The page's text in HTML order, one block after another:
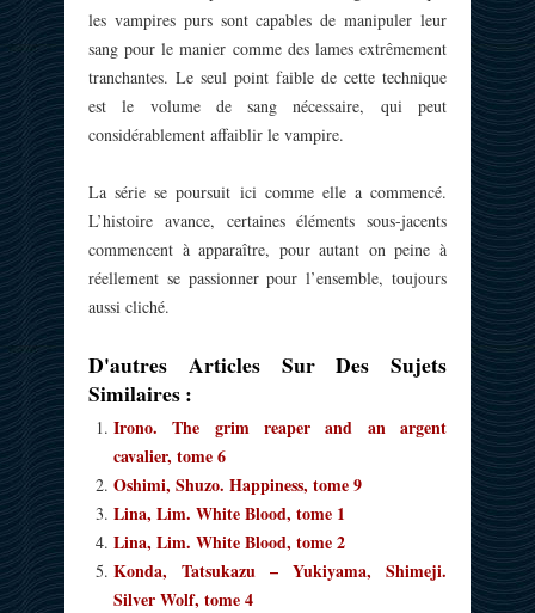
les vampires purs sont capables de manipuler leur
sang pour le manier comme des lames extrêmement
tranchantes. Le seul point faible de cette technique
est le volume de sang nécessaire, qui peut
considérablement affaiblir le vampire.
La série se poursuit ici comme elle a commencé.
L’histoire avance, certaines éléments sous-jacents
commencent à apparaître, pour autant on peine à
réellement se passionner pour l’ensemble, toujours
aussi cliché.
D'autres Articles Sur Des Sujets
Similaires :
Irono. The grim reaper and an argent
cavalier, tome 6
Oshimi, Shuzo. Happiness, tome 9
Lina, Lim. White Blood, tome 1
Lina, Lim. White Blood, tome 2
Konda, Tatsukazu – Yukiyama, Shimeji.
Silver Wolf, tome 4